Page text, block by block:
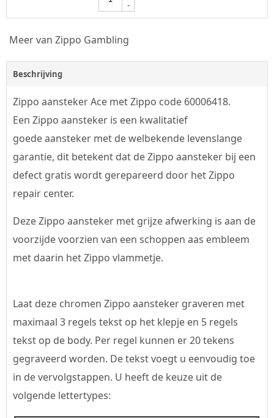
-
Meer van Zippo Gambling
Beschrijving
Zippo aansteker Ace met Zippo code 60006418.
Een Zippo aansteker is een kwalitatief
goede aansteker met de welbekende levenslange
garantie, dit betekent dat de Zippo aansteker bij een
defect gratis wordt gerepareerd door het Zippo
repair center.
Deze Zippo aansteker met grijze afwerking is aan de
voorzijde voorzien van een schoppen aas embleem
met daarin het Zippo vlammetje.
Laat deze chromen Zippo aansteker graveren met
maximaal 3 regels tekst op het klepje en 5 regels
tekst op de body. Per regel kunnen er 20 tekens
gegraveerd worden. De tekst voegt u eenvoudig toe
in de vervolgstappen. U heeft de keuze uit de
volgende lettertypes: